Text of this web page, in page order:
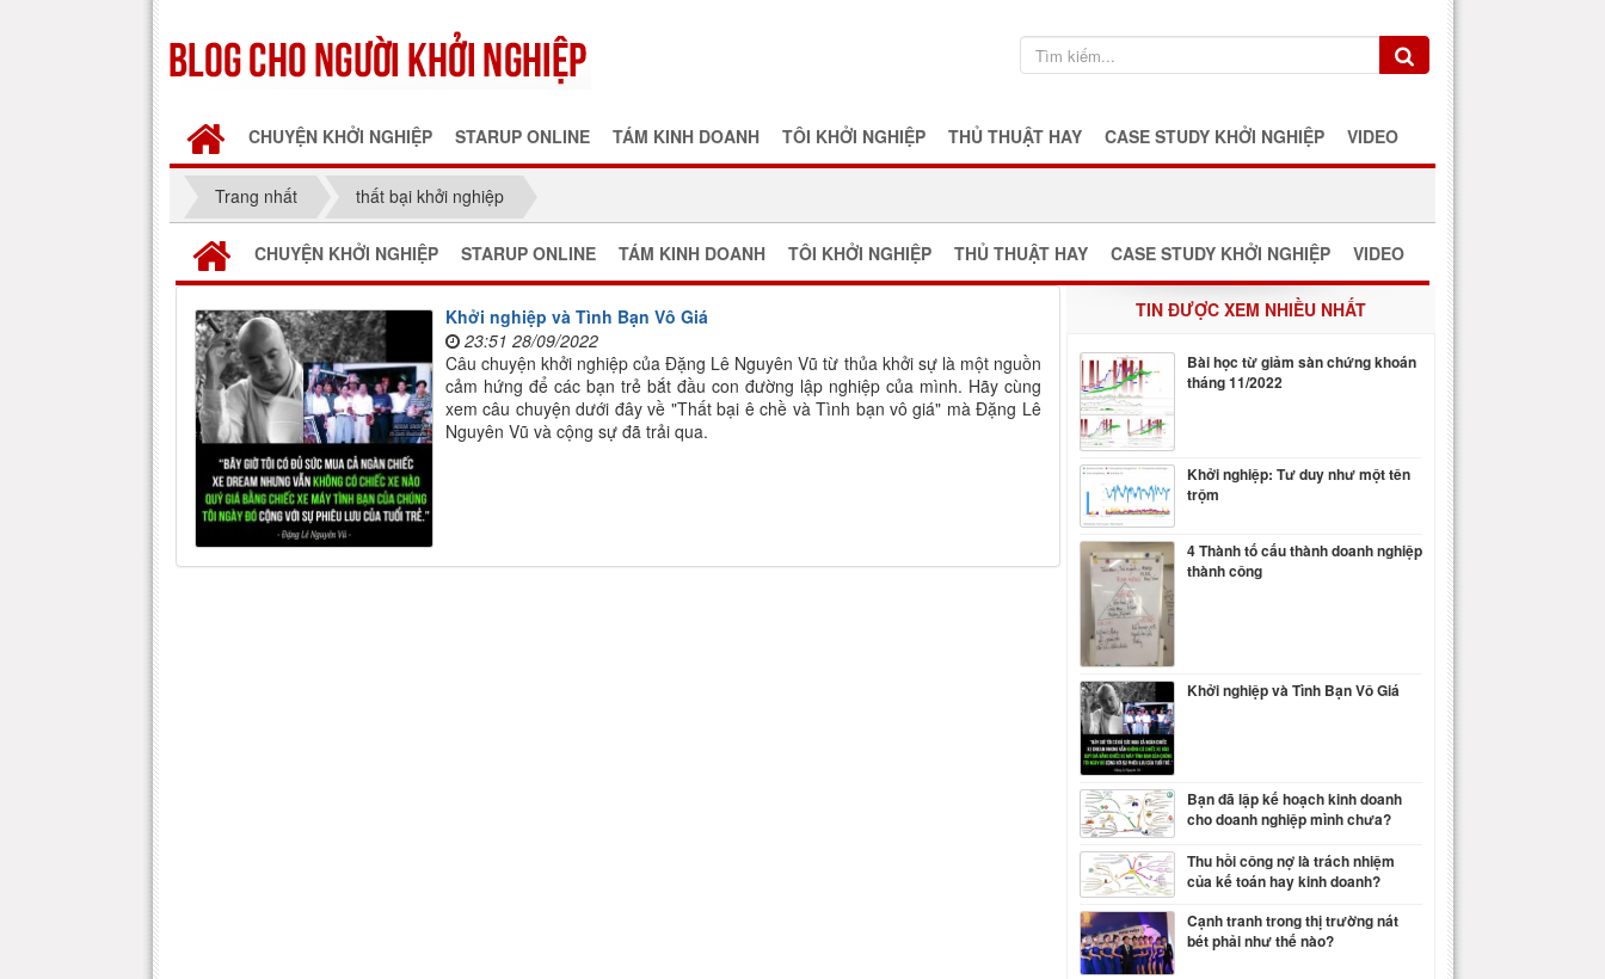
CHUYỆN KHỞI NGHIỆP STARUP ONLINE TÁM KINH DOANH TÔI KHỞI NGHIỆP THỦ THUẬT HAY CASE STUDY KHỞI NGHIỆP VIDEO
Trang nhất thất bại khởi nghiệp
CHUYỆN KHỞI NGHIỆP STARUP ONLINE TÁM KINH DOANH TÔI KHỞI NGHIỆP THỦ THUẬT HAY CASE STUDY KHỞI NGHIỆP VIDEO
Khởi nghiệp và Tình Bạn Vô Giá
23:51 28/09/2022
Câu chuyện khởi nghiệp của Đặng Lê Nguyên Vũ từ thủa khởi sự là một nguồn
cảm hứng để các bạn trẻ bắt đầu con đường lập nghiệp của mình. Hãy cùng
xem câu chuyện dưới đây về "Thất bại ê chề và Tình bạn vô giá" mà Đặng Lê
Nguyên Vũ và cộng sự đã trải qua.
TIN ĐƯỢC XEM NHIỀU NHẤT
Bài học từ giảm sàn chứng khoán
tháng 11/2022
Khởi nghiệp: Tư duy như một tên
trộm
4 Thành tố cấu thành doanh nghiệp
thành công
Khởi nghiệp và Tình Bạn Vô Giá
Bạn đã lập kế hoạch kinh doanh
cho doanh nghiệp mình chưa?
Thu hồi công nợ là trách nhiệm
của kế toán hay kinh doanh?
Cạnh tranh trong thị trường nát
bét phải như thế nào?